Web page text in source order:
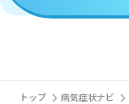
トップ 病気症状ナビ